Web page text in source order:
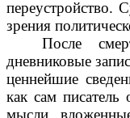
переустройство.
зрения
После
дневниковые
ценнейшие
как сам